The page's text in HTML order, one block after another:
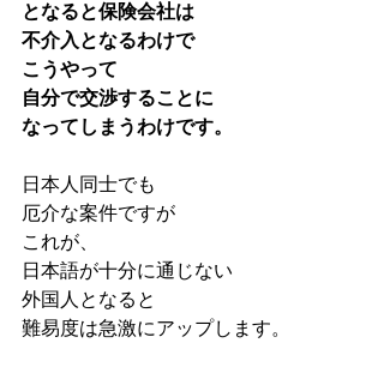
となると保険会社は
不介入となるわけで
こうやって
自分で交渉することに
なってしまうわけです。
日本人同士でも
厄介な案件ですが
これが、
日本語が十分に通じない
外国人となると
難易度は急激にアップします。